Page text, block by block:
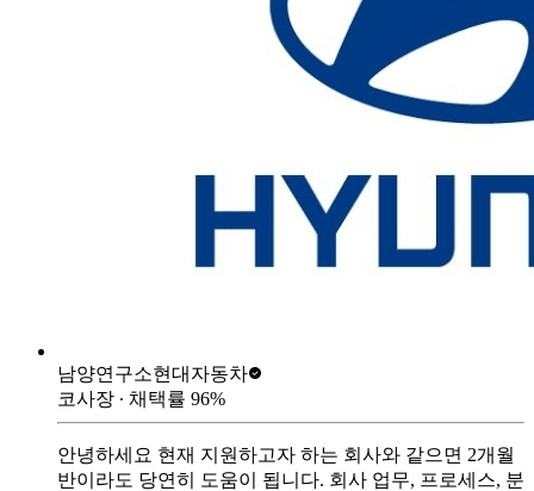
남양연구소현대자동차
코사장 ∙ 채택률 96%
안녕하세요 현재 지원하고자 하는 회사와 같으면 2개월
반이라도 당연히 도움이 됩니다. 회사 업무, 프로세스, 분